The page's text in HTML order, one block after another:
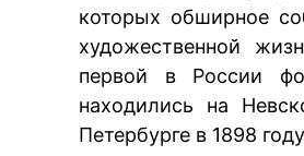
которых обширное
художественной
первой в России
находились на
Петербурге в 1898